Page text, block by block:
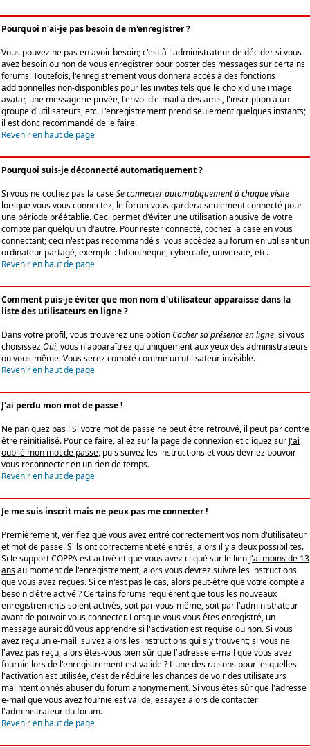
Pourquoi n'ai-je pas besoin de m'enregistrer ?
Vous pouvez ne pas en avoir besoin; c'est à l'administrateur de décider si vous
avez besoin ou non de vous enregistrer pour poster des messages sur certains
forums. Toutefois, l'enregistrement vous donnera accès à des fonctions
additionnelles non-disponibles pour les invités tels que le choix d'une image
avatar, une messagerie privée, l'envoi d'e-mail à des amis, l'inscription à un
groupe d'utilisateurs, etc. L'enregistrement prend seulement quelques instants;
il est donc recommandé de le faire.
Revenir en haut de page
Pourquoi suis-je déconnecté automatiquement ?
Si vous ne cochez pas la caseSe connecter automatiquement à chaque visite
lorsque vous vous connectez, le forum vous gardera seulement connecté pour
une période préétablie. Ceci permet d'éviter une utilisation abusive de votre
compte par quelqu'un d'autre. Pour rester connecté, cochez la case en vous
connectant; ceci n'est pas recommandé si vous accédez au forum en utilisant un
ordinateur partagé, exemple : bibliothèque, cybercafé, université, etc.
Revenir en haut de page
Comment puis-je éviter que mon nom d'utilisateur apparaisse dans la
liste des utilisateurs en ligne ?
Dans votre profil, vous trouverez une optionCacher sa présence en ligne; si vous
choisissezOui, vous n'apparaîtrez qu'uniquement aux yeux des administrateurs
ou vous-même. Vous serez compté comme un utilisateur invisible.
Revenir en haut de page
J'ai perdu mon mot de passe !
Ne paniquez pas ! Si votre mot de passe ne peut être retrouvé, il peut par contre
être réinitialisé. Pour ce faire, allez sur la page de connexion et cliquez sur J'ai
oublié mon mot de passe, puis suivez les instructions et vous devriez pouvoir
vous reconnecter en un rien de temps.
Revenir en haut de page
Je me suis inscrit mais ne peux pas me connecter !
Premièrement, vérifiez que vous avez entré correctement vos nom d'utilisateur
et mot de passe. S'ils ont correctement été entrés, alors il y a deux possibilités.
Si le support COPPA est activé et que vous avez cliqué sur le lien J'ai moins de 13
ansau moment de l'enregistrement, alors vous devrez suivre les instructions
que vous avez reçues. Si ce n'est pas le cas, alors peut-être que votre compte a
besoin d'être activé ? Certains forums requièrent que tous les nouveaux
enregistrements soient activés, soit par vous-même, soit par l'administrateur
avant de pouvoir vous connecter. Lorsque vous vous êtes enregistré, un
message aurait dû vous apprendre si l'activation est requise ou non. Si vous
avez reçu un e-mail, suivez alors les instructions qui s'y trouvent; si vous ne
l'avez pas reçu, alors êtes-vous bien sûr que l'adresse e-mail que vous avez
fournie lors de l'enregistrement est valide ? L'une des raisons pour lesquelles
l'activation est utilisée, c'est de réduire les chances de voir des utilisateurs
malintentionnés abuser du forum anonymement. Si vous êtes sûr que l'adresse
e-mail que vous avez fournie est valide, essayez alors de contacter
l'administrateur du forum.
Revenir en haut de page